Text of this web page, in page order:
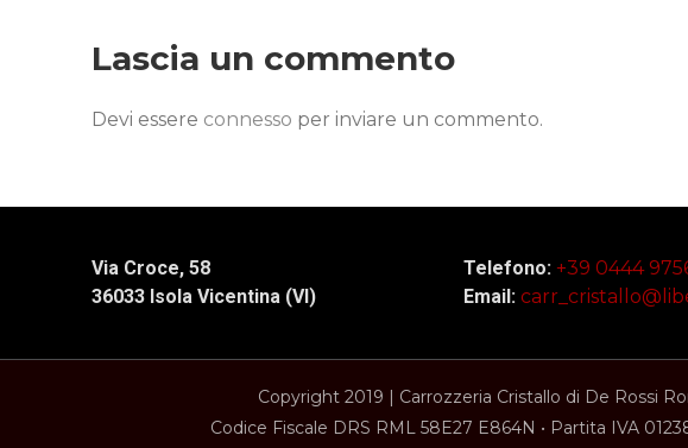
Lascia un commento
Devi essere connesso per inviare un commento.
Via Croce, 58
36033 Isola Vicentina (VI)
Telefono: +39 0444
Email:
Copyright 2019 | Carrozzeria Cristallo di De Rossi
Codice Fiscale DRS RML 58E27 E864N • Partita IVA